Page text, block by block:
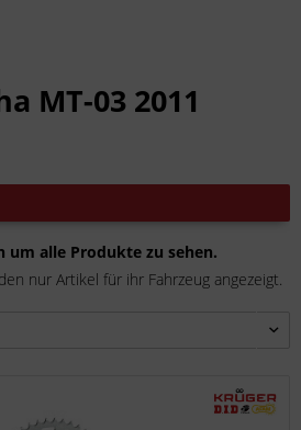
MT-03 2011
um alle Produkte zu sehen.
nur Artikel für ihr Fahrzeug angezeigt.